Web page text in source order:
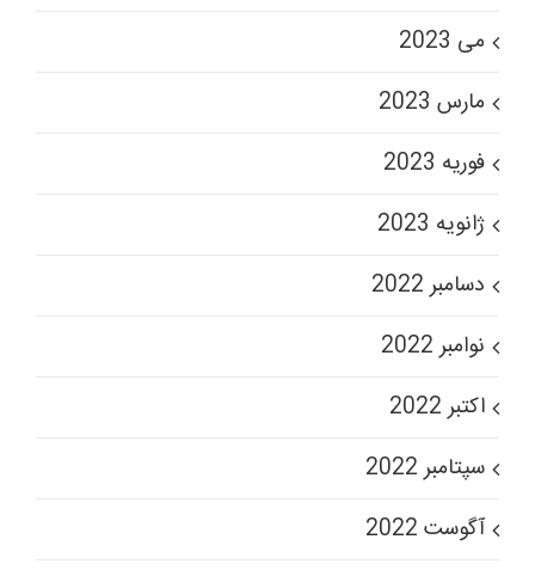
می 2023
مارس 2023
فوریه 2023
ژانویه 2023
دسامبر 2022
نوامبر 2022
اکتبر 2022
سپتامبر 2022
آگوست 2022